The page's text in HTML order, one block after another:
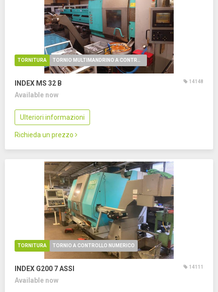
TORNITURA
INDEX MS 32 B 14148
Available now
Ulteriori informazioni
Richieda un prezzo
TORNITURA TORNIO A CONTROLLO NUMERICO
INDEX G200 7 ASSI 14111
Available now